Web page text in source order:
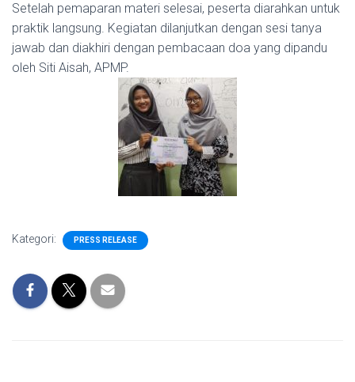
Setelah pemaparan materi selesai, peserta diarahkan untuk
praktik langsung. Kegiatan dilanjutkan dengan sesi tanya
jawab dan diakhiri dengan pembacaan doa yang dipandu
oleh Siti Aisah, APMP.
Kategori: PRESS RELEASE